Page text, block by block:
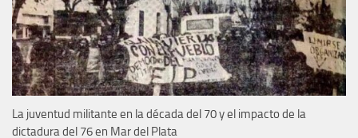
La juventud militante en la década del 70 y el impacto de la
dictadura del 76 en Mar del Plata